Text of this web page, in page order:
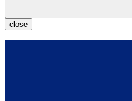
close